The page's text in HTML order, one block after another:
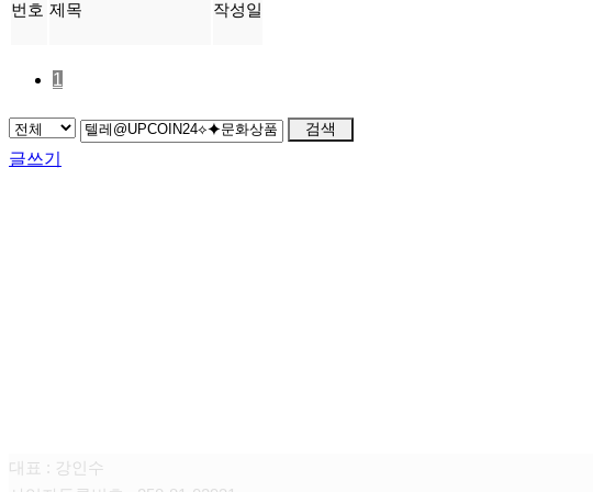
번호 제목 작성일
1
검색
글쓰기
대표 : 강인수